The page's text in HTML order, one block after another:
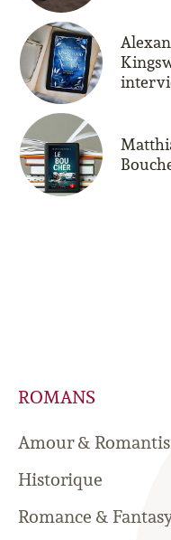
ROMANS
Amour &
Historique
Romance &